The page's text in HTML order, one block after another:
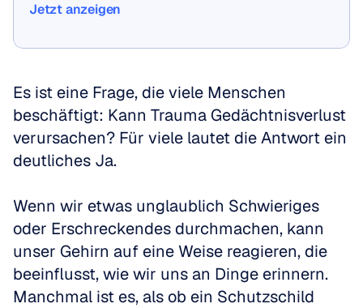
Jetzt anzeigen
Es ist eine Frage, die viele Menschen
beschäftigt: Kann Trauma Gedächtnisverlust
verursachen? Für viele lautet die Antwort ein
deutliches Ja.
Wenn wir etwas unglaublich Schwieriges
oder Erschreckendes durchmachen, kann
unser Gehirn auf eine Weise reagieren, die
beeinflusst, wie wir uns an Dinge erinnern.
Manchmal ist es, als ob ein Schutzschild